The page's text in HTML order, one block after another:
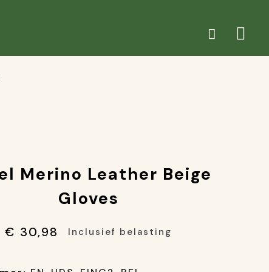
Merino Leather Beige
Gloves
€ 30,98 Inclusief belasting